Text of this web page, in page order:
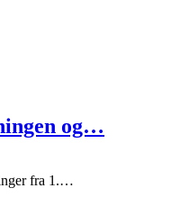
og…
fra 1.…